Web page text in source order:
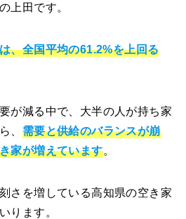
上田です。
、全国平均の61.2%を上回る
が減る中で、大半の人が持ち家
、 需要と供給のバランスが崩
家が増えています。
さを増している高知県の空き家
ります。